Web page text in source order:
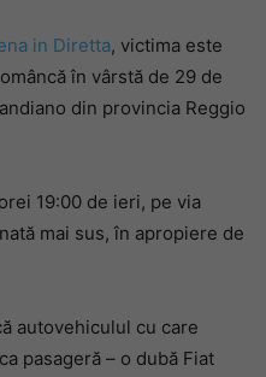
in Diretta, victima este
în vârstă de 29 de
din provincia Reggio
19:00 de ieri, pe via
mai sus, în apropiere de
autovehiculul cu care
pasageră – o dubă Fiat